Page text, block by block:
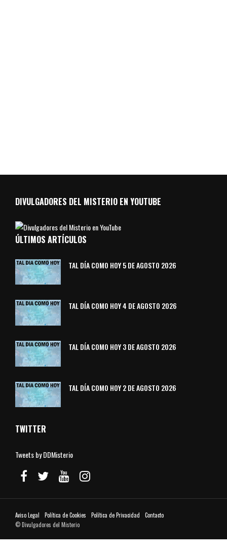
DIVULGADORES DEL MISTERIO EN YOUTUBE
ÚLTIMOS ARTÍCULOS
TAL DÍA COMO HOY 5 DE AGOSTO 2026
TAL DÍA COMO HOY 4 DE AGOSTO 2026
TAL DÍA COMO HOY 3 DE AGOSTO 2026
TAL DÍA COMO HOY 2 DE AGOSTO 2026
TWITTER
Tweets by DDMisterio
Aviso Legal Política de Cookies Política de Privacidad
Contacto
© Divulgadores del Misterio